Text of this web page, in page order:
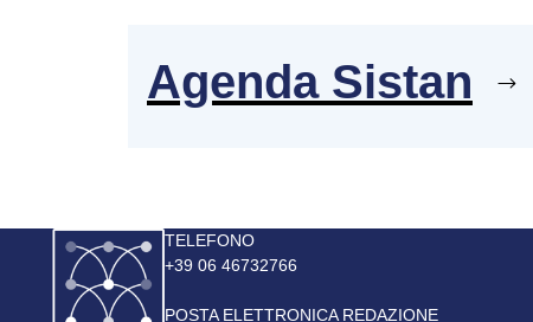
Agenda Sistan
Immagine
TELEFONO
+39 06 46732766
POSTA ELETTRONICA REDAZIONE